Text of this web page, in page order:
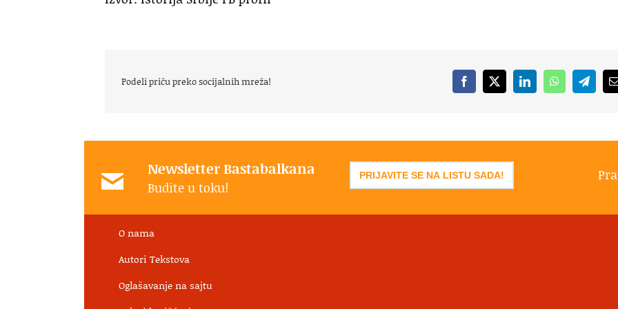
Podeli priču preko socijalnih mreža! Facebook
X LinkedInWhatsApp
Newsletter Bastabalkana
Budite u toku!
PRIJAVITE SE NA LISTU SADA!
O nama
Autori Tekstova
Oglašavanje na sajtu